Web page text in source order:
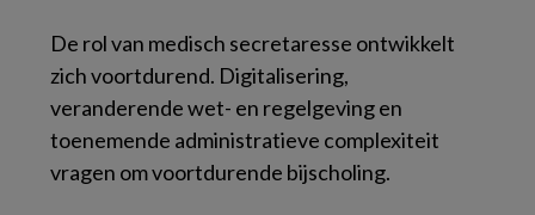
De rol van medisch secretaresse ontwikkelt
zich voortdurend. Digitalisering,
veranderende wet- en regelgeving en
toenemende administratieve complexiteit
vragen om voortdurende bijscholing.